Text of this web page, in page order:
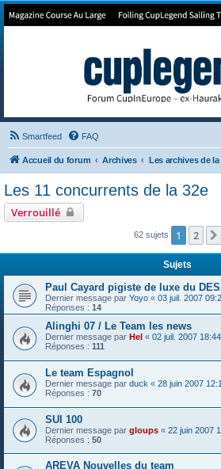
Forum de Cup In Europe
Smartfeed FAQ
Accueil du forum Archives
Les 11 concurrents de la 32e
Verrouillé
62 sujets 1 2
Sujets
Paul Cayard pigiste de luxe du
Dernier message par Yoyo « 03 juil. 2007
Réponses : 14
Alinghi 07 / Le Team les news
Dernier message par Hel « 02 juil. 2007 18:44
Réponses : 111
Le team Espagnol
Dernier message par duck « 28 juin 2007
Réponses : 70
SUI 100
Dernier message par gloups « 22 juin 2007
Réponses : 50
AREVA Nouvelles du team